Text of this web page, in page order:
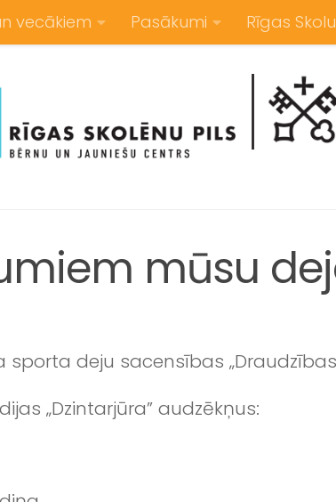
vecākiem Pasākumi Rīgas
mūsu
deju sacensības „Draudzības
„Dzintarjūra” audzēkņus: